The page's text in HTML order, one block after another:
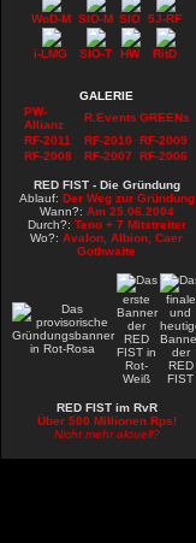
WoD-M SIO-M SIO 5J-RF
i-LMG SIO-T HW RitD
GALERIE
PW-
Allianz
R.Events GREENs
RF-2011
RF-2010 RF-2009
RF-2008
RF-2007 RF-2006
RED FIST - Die Gründung
Ablauf: Der Weg zur Gründung
Wann?: Am 25.06.2004
Durch?: Teno + 7 Mitstreiter
Wo?:Avalon, Albion, Caer
Gothwaite
RED FIST im RvR
Über 500 Millionen Rps!
Nicht mehr aktuell?